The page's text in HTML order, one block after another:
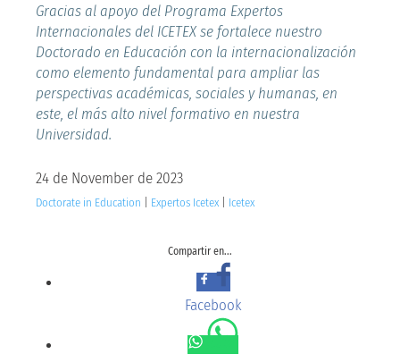
Gracias al apoyo del Programa Expertos
Internacionales del ICETEX se fortalece nuestro
Doctorado en Educación con la internacionalización
como elemento fundamental para ampliar las
perspectivas académicas, sociales y humanas, en
este, el más alto nivel formativo en nuestra
Universidad.
24 de November de 2023
Doctorate in Education Expertos Icetex Icetex
Compartir en...
Facebook